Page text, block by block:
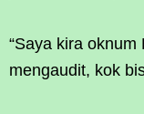
“Saya kira
mengaudit, kok